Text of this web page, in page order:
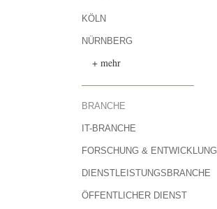
KÖLN
NÜRNBERG
+ mehr
BRANCHE
IT-BRANCHE
FORSCHUNG & ENTWICKLUNG
DIENSTLEISTUNGSBRANCHE
ÖFFENTLICHER DIENST